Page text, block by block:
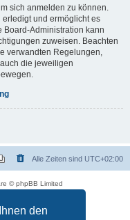
den
sich anmelden zu können.
und ermöglicht es
Board-Administration kann
zuweisen. Beachten
verwandten Regelungen,
die jeweiligen
Alle Zeiten sind UTC+02:00
© phpBB Limited